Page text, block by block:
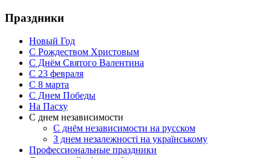
Праздники
Новый Год
С Рождеством Христовым
С Днём Святого Валентина
С 23 февраля
C 8 марта
С Днем Победы
На Пасху
С днем независимости
С днём независимости на русском
З днем незалежності на українському
Профессиональные праздники